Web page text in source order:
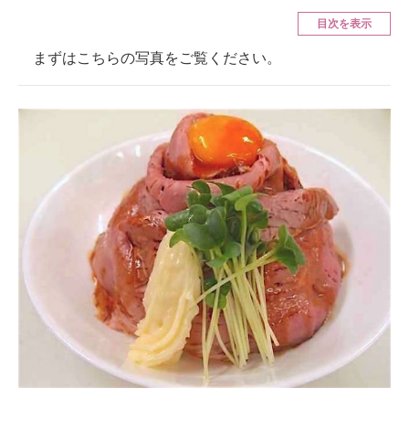
スマホと通信の最新トレンド
進化するPCとデバイスの未来
好きが集まる 比べて選べる
ビジネスと働き方のヒント
AI活用のいまが分かる
企業ITのトレンドを詳説
経営リーダーのコミュニティ
マーケ×ITの今がよく分かる
目次を表示
まずはこちらの写真をご覧ください。